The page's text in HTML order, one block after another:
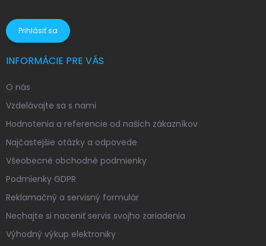
Prihlásiť sa
INFORMÁCIE PRE VÁS
O nás
Vzdelávajte sa s nami
Hodnotenia a referencie od našich zákazníkov
Najčastejšie otázky a odpovede
Všeobecné obchodné podmienky
Podmienky GDPR
Reklamačný a servisný formulár
Nechajte si naceniť servis svojho zariadenia
Výhodný výkup elektroniky